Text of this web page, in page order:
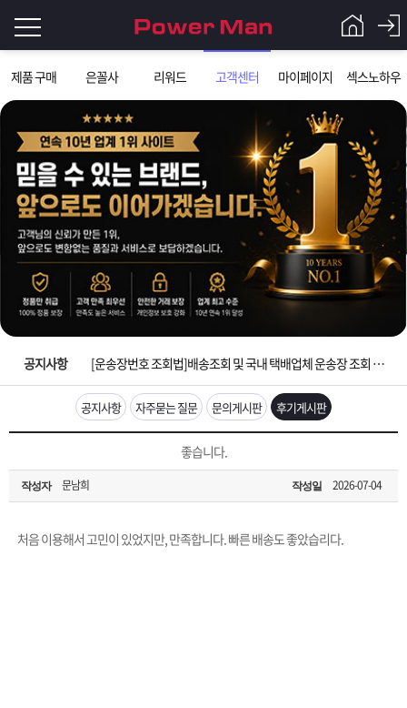
제품 구매 은꼴사 리워드 고객센터 마이페이지 섹스노하우
그
인
이
필
요
니
로
Q&A
파
워
맨
제
품
은
노
객
마
공지사항
입금확인이 안되는 상황을 대비해 꼭 입금후 고객센터 연락바랍니다.
[2026구정 연휴]설 연휴 배송 및 휴무 안내
[운송장번호 조회법]배송조회 및 국내 택배업체 운송장 조회 하는법
[ios앱 오픈]아이폰 고객 앱설치 가능합니다.
[무인택배함 이용 안내] 집 밖에 주소로 택배 받기
입금확인이 안되는 상황을 대비해 꼭 입금후 고객센터 연락바랍니다.
[2026구정 연휴]설 연휴 배송 및 휴무 안내
공지사항 자주묻는 질문 문의게시판 후기게시판
좋습니다.
작성자 문남희 작성일 2026-07-04
처음 이용해서 고민이 있었지만, 만족합니다. 빠른 배송도 좋았습리다.